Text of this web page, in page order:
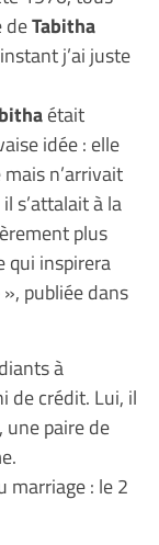
deTabitha
j’ai juste
était
idée : elle
n’arrivait
s’attalait à la
plus
qui inspirera
publiée dans
à
de crédit. Lui, il
une paire de
marriage : le 2